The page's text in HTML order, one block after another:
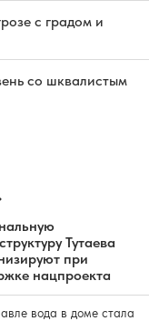
с градом и
со шквалистым
Тутаева
при
нацпроекта
вода в доме стала